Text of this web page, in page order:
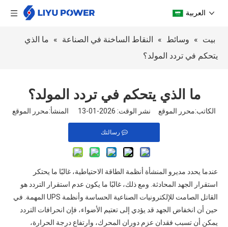
العربية
بيت » وسائط » النقاط الساخنة في الصناعة » ما الذي
يتحكم في تردد المولد؟
ما الذي يتحكم في تردد المولد؟
الكاتب:محرر الموقع نشر الوقت: 2026-01-13 المنشأ: محرر الموقع
رسالتك
عندما يحدد مديرو المنشأة أنظمة الطاقة الاحتياطية، غالبًا ما يحتكر
استقرار الجهد المحادثة. ومع ذلك، غالبًا ما يكون عدم استقرار التردد هو
القاتل الصامت للإلكترونيات الصناعية الحساسة وأنظمة UPS المهمة. في
حين أن انخفاض الجهد قد يؤدي إلى تعتيم الأضواء، فإن انحرافات التردد
يمكن أن تسبب فقدان عزم دوران المحرك، وارتفاع درجة الحرارة،